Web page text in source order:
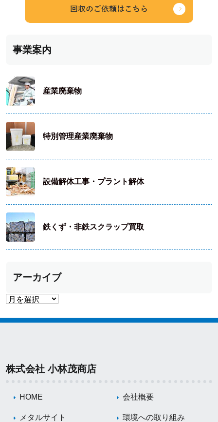
事業案内
産業廃棄物
特別管理産業廃棄物
設備解体工事・プラント解体
鉄くず・非鉄スクラップ買取
アーカイブ
株式会社 小林茂商店
HOME 会社概要
メタルサイト 環境への取り組み